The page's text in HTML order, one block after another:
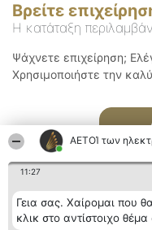
ΑΕΤΟΊ των
11:27
Γεια σας. Χαίρομαι που
κλικ στο αντίστοιχο
Βρείτε
Η κατάταξη
Ψάχνετε επιχείρηση;
Χρησιμοποιήστε την